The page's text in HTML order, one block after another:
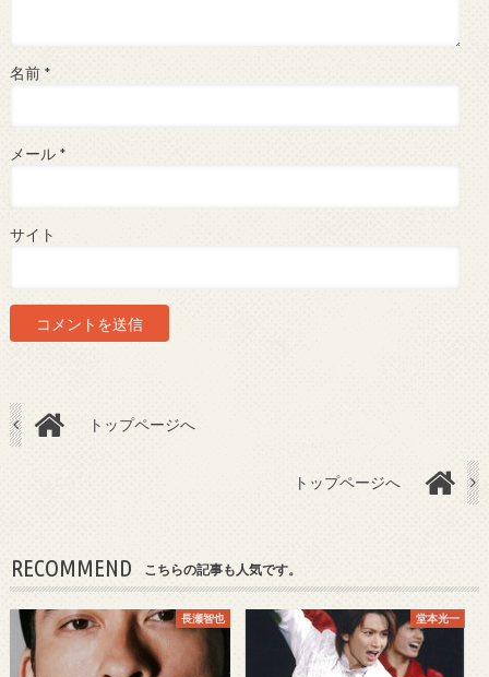
名前 *
メール *
サイト
トップページへ
トップページへ
RECOMMEND こちらの記事も人気です。
長瀬智也 堂本光一